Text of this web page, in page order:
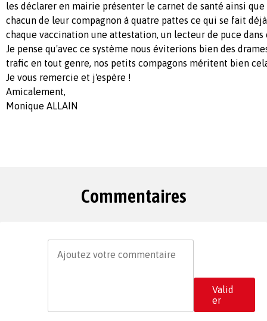
les déclarer en mairie présenter le carnet de santé ainsi
chacun de leur compagnon à quatre pattes ce qui se fait
chaque vaccination une attestation, un lecteur de puce dans
Je pense qu'avec ce système nous éviterions bien des
trafic en tout genre, nos petits compagons méritent bien
Je vous remercie et j'espère !
Amicalement,
Monique ALLAIN
Commentaires
Valid
er